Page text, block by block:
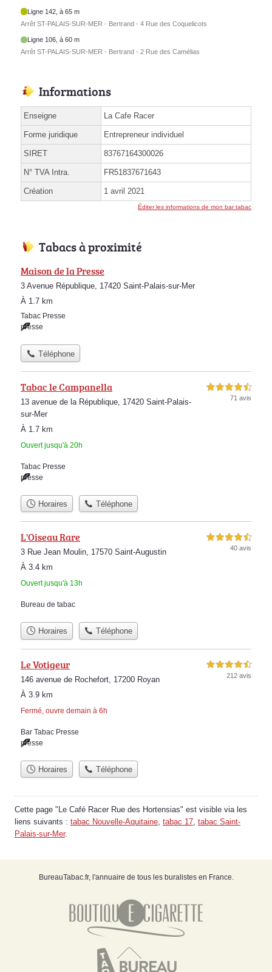
Ligne 142, à 65 m
Arrêt ST-PALAIS-SUR-MER - Bertrand - 4 Rue des Coquelicots
Ligne 106, à 60 m
Arrêt ST-PALAIS-SUR-MER - Bertrand - 2 Rue des Camélias
Informations
Enseigne La Cafe Racer
Forme juridique Entrepreneur individuel
SIRET 83767164300026
N° TVA Intra. FR51837671643
Création 1 avril 2021
Éditer les informations de mon bar tabac
Tabacs à proximité
Maison de la Presse
3 Avenue République, 17420 Saint-Palais-sur-Mer
À 1.7 km
Tabac Presse
presse
Téléphone
Tabac le Campanella
13 avenue de la République, 17420 Saint-Palais-
sur-Mer
À 1.7 km
Ouvert jusqu'à 20h
4,5 étoiles sur 5
71 avis
Tabac Presse
presse
Horaires Téléphone
L'Oiseau Rare
3 Rue Jean Moulin, 17570 Saint-Augustin
À 3.4 km
Ouvert jusqu'à 13h
4,5 étoiles sur 5
40 avis
Bureau de tabac
Horaires Téléphone
Le Votigeur
146 avenue de Rochefort, 17200 Royan
À 3.9 km
Fermé, ouvre demain à 6h
4,5 étoiles sur 5
212 avis
Bar Tabac Presse
presse
Horaires Téléphone
Cette page "Le Café Racer Rue des Hortensias" est visible via les
liens suivants : tabac Nouvelle-Aquitaine tabac 17 tabac Saint-
Palais-sur-Mer.
BureauTabac.fr, l'annuaire de tous les buralistes en France.